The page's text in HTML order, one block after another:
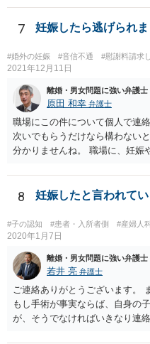
7 妊娠したら逃げられま
#婚外の妊娠 #音信不通 #慰謝料請求
2021年12月11日
離婚・男女問題に強い弁護士
原田 和幸 弁護士
職場にこの件について個人で連
次いでもらうだけなら構わない
分かりませんね。 職場に、妊娠
難しいと思われれば、弁護士に
い。 一度、お近くの弁護士に相
8 妊娠したと言われてい
#子の認知 #患者・入所者側 #産婦人
2020年1月7日
離婚・男女問題に強い弁護士
若井 亮 弁護士
ご連絡ありがとうございます。
もし手術が事実ならば、自身の
が、そうでなければいきなり連